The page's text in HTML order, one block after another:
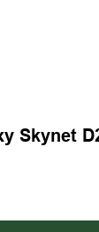
Skynet